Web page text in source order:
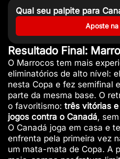
Qual seu palpite para
Aposte na
Resultado Final:
O Marrocos tem mais
eliminatórios de alto nível:
nesta Copa e fez semifinal
parte da mesma base. O
o favoritismo: três vitórias
jogos contra o Canadá,
O Canadá joga em casa e
enfrenta pela primeira vez
um mata-mata de Copa. A